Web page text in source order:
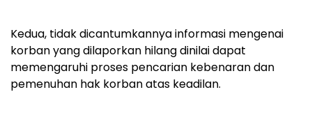
Kedua, tidak dicantumkannya informasi mengenai
korban yang dilaporkan hilang dinilai dapat
memengaruhi proses pencarian kebenaran dan
pemenuhan hak korban atas keadilan.